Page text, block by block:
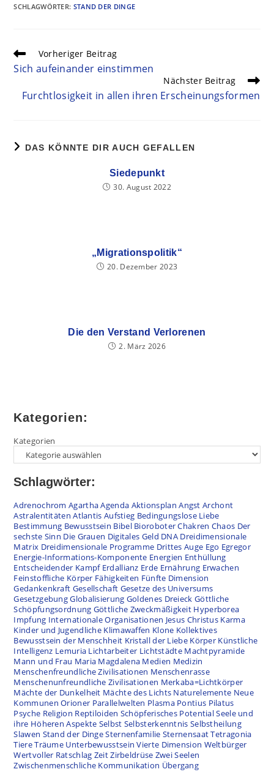
SCHLAGWÖRTER: STAND DER DINGE
Vorheriger Beitrag
Sich aufeinander einstimmen
Nächster Beitrag
Furchtlosigkeit in allen ihren Erscheinungsformen
DAS KÖNNTE DIR AUCH GEFALLEN
Siedepunkt
30. August 2022
„Migrationspolitik“
20. Dezember 2023
Die den Verstand Verlorenen
2. März 2026
Kategorien:
Kategorien
Schlagwörter:
Adrenochrom AgarthaAgenda Aktionsplan Angst Archont
Astralentitäten Atlantis Aufstieg Bedingungslose Liebe
Bestimmung Bewusstsein Bibel BioroboterChakren Chaos Der
sechste Sinn Die Grauen Digitales Geld DNA Dreidimensionale
Matrix Dreidimensionale Programme Drittes Auge Ego Egregor
Energie-Informations-Komponente Energien Enthüllung
Entscheidender Kampf Erdallianz Erde Ernährung Erwachen
Feinstoffliche Körper Fähigkeiten Fünfte Dimension
Gedankenkraft Gesellschaft Gesetze des Universums
GesetzgebungGlobalisierung Goldenes Dreieck Göttliche
Schöpfungsordnung Göttliche Zweckmäßigkeit Hyperborea
Impfung Internationale Organisationen Jesus Christus Karma
Kinder und Jugendliche Klimawaffen Klone Kollektives
Bewusstsein der Menschheit Kristall der Liebe Körper Künstliche
Intelligenz Lemuria Lichtarbeiter Lichtstädte Machtpyramide
Mann und Frau Maria Magdalena Medien Medizin
Menschenfreundliche Zivilisationen Menschenrasse
Menschenunfreundliche Zivilisationen Merkaba=Lichtkörper
Mächte der Dunkelheit Mächte des Lichts Naturelemente Neue
Kommunen Orioner Parallelwelten Plasma Pontius Pilatus
Psyche Religion Reptiloiden Schöpferisches PotentialSeele und
ihre Höheren Aspekte Selbst Selbsterkenntnis Selbstheilung
Slawen Stand der DingeSternenfamilie SternensaatTetragonia
TiereTräume Unterbewusstsein Vierte Dimension Weltbürger
Wertvoller Ratschlag ZeitZirbeldrüse Zwei Seelen
Zwischenmenschliche Kommunikation Übergang